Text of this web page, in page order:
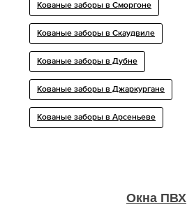
Кованые заборы в Сморгоне
Кованые заборы в Скаудвиле
Кованые заборы в Дубне
Кованые заборы в Джаркургане
Кованые заборы в Арсеньеве
Окна ПВХ